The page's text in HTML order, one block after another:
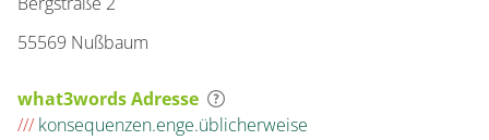
55569 Nußbaum
what3words Adresse
/// konsequenzen.enge.üblicherweise